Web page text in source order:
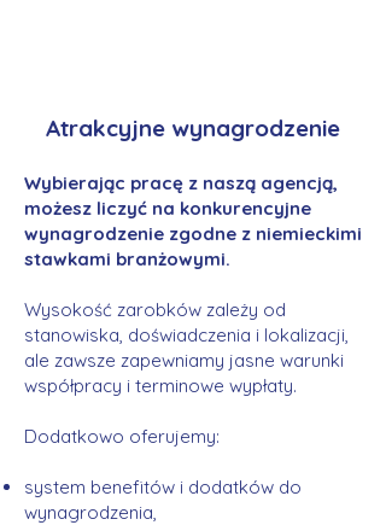
Atrakcyjne wynagrodzenie
Wybierając pracę z naszą agencją,
możesz liczyć na konkurencyjne
wynagrodzenie zgodne z niemieckimi
stawkami branżowymi.
Wysokość zarobków zależy od
stanowiska, doświadczenia i lokalizacji,
ale zawsze zapewniamy jasne warunki
współpracy i terminowe wypłaty.
Dodatkowo oferujemy:
system benefitów i dodatków do
wynagrodzenia,